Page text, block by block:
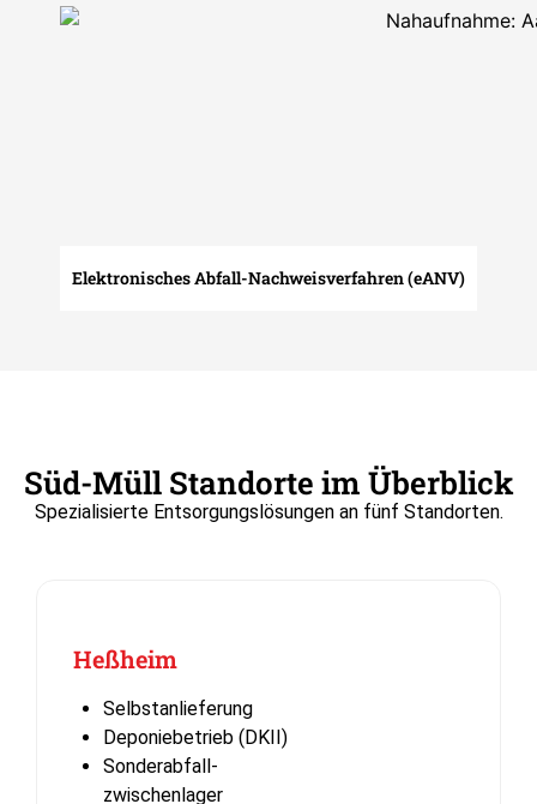
Elektronisches Abfall-Nachweisverfahren (eANV)
Süd-Müll Standorte im Überblick​
Spezialisierte Entsorgungslösungen an fünf Standorten.
Heßheim
Selbstanlieferung
Deponiebetrieb (DKII)
Sonderabfall-
zwischenlager